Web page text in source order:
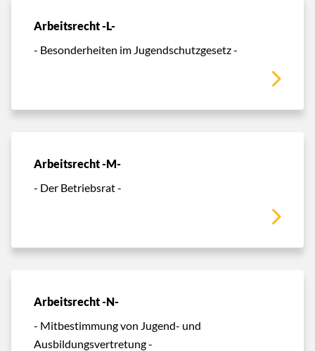
Arbeitsrecht -L-
- Besonderheiten im Jugendschutzgesetz -
Arbeitsrecht -M-
- Der Betriebsrat -
Arbeitsrecht -N-
- Mitbestimmung von Jugend- und
Ausbildungsvertretung -